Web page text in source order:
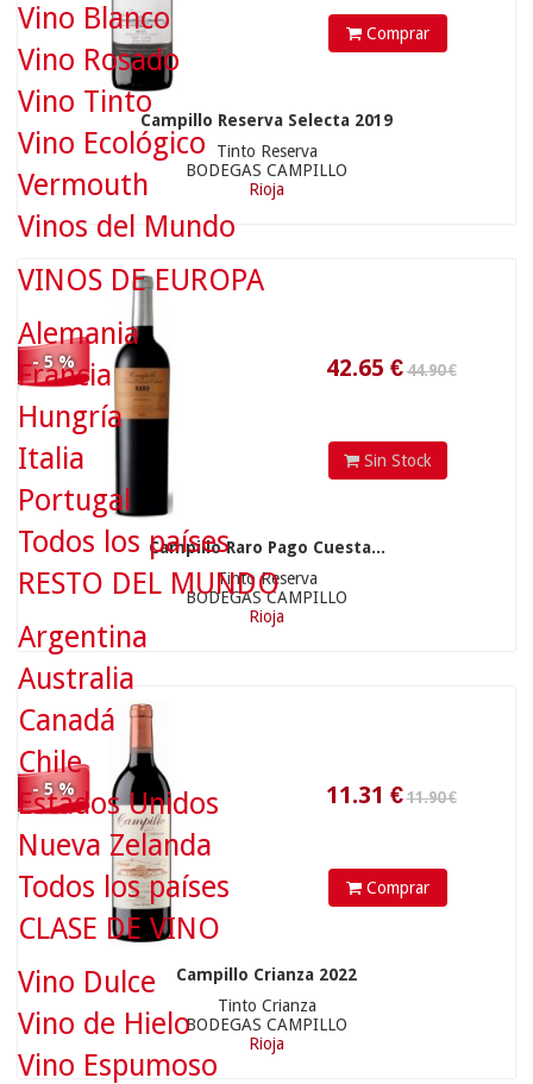
Comprar
Campillo Reserva Selecta 2019
Tinto Reserva
BODEGAS CAMPILLO
Rioja
- 5 %
44.90 €
Sin Stock
Campillo Raro Pago Cuesta...
Tinto Reserva
BODEGAS CAMPILLO
Rioja
- 5 %
11.31
Comprar
Campillo Crianza 2022
Tinto Crianza
BODEGAS CAMPILLO
Rioja
28.41€
Vino Blanco
Vino Rosado
Vino Tinto
Vino Ecológico
Vermouth
Vinos del Mundo
VINOS DE EUROPA
Alemania
Francia
Hungría
Italia
Portugal
Todos los países
RESTO DEL MUNDO
Argentina
Australia
Canadá
Chile
Estados Unidos
Nueva Zelanda
Todos los países
CLASE DE VINO
Vino Dulce
Vino de Hielo
Vino Espumoso